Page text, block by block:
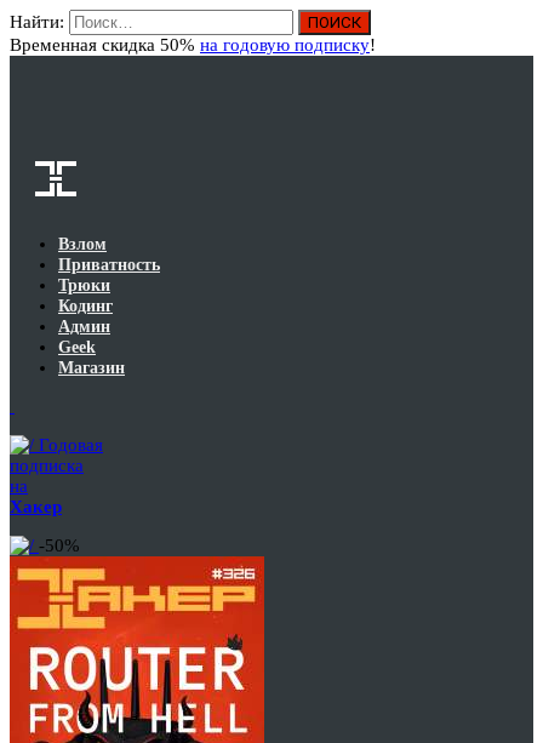
Найти:
Временная скидка 50% на годовую подписку!
Взлом
Приватность
Трюки
Кодинг
Админ
Geek
Магазин
Годовая
подписка
на
Хакер
-50%